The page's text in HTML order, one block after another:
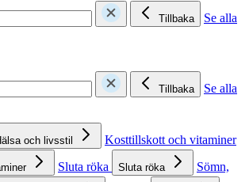
Tillbaka
Se alla
Tillbaka
Se alla
och livsstil Kosttillskott och vitaminer
Sluta röka Sluta röka
Sömn,